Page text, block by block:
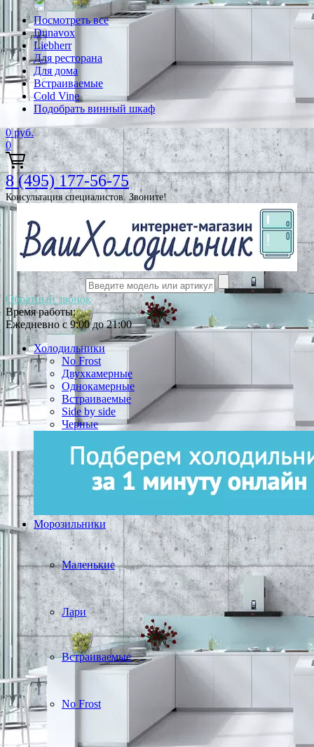
Посмотреть все
Dunavox
Liebherr
Для ресторана
Для дома
Встраиваемые
Cold Vine
Подобрать винный шкаф
0 руб.
0
8 (495) 177-56-75
Консультация специалистов. Звоните!
Обратный звонок
Время работы:
Ежедневно с 9:00 до 21:00
Холодильники
No Frost
Двухкамерные
Однокамерные
Встраиваемые
Side by side
Черные
Морозильники
Маленькие
Лари
Встраиваемые
No Frost